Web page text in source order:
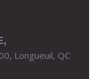
Longueuil, QC